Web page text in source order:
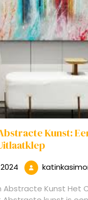
Kunst:
04
oktober
2024
Abstracte Kunst Het